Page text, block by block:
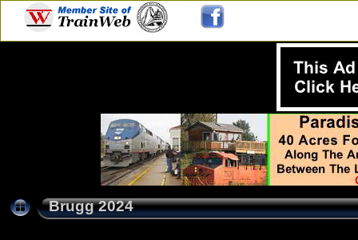
Brugg 2024